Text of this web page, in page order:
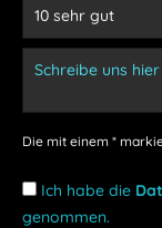
Die mit einem *
Ich habe die
genommen.